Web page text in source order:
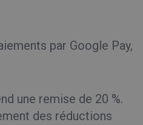
par Google Pay,
une remise de 20 %.
des réductions